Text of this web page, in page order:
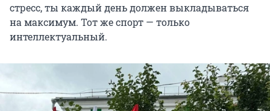
стресс, ты каждый день должен выкладываться
на максимум. Тот же спорт — только
интеллектуальный.